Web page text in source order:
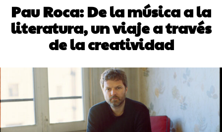
Pau Roca: De la música a la
literatura, un viaje a través
de la creatividad